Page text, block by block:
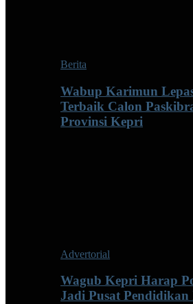
Berita
Wabup Karimun
Terbaik Calon
Provinsi Kepri
Advertorial
Wagub Kepri Harap
Jadi Pusat Pendidikan